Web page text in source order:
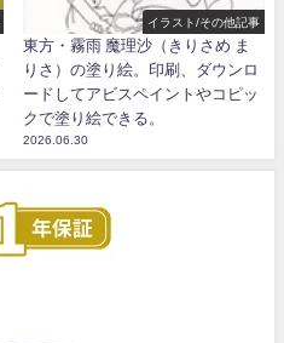
イラスト/その他記事
東方・霧雨 魔理沙（きりさめ ま
りさ）の塗り絵。印刷、ダウンロ
ードしてアビスペイントやコピッ
クで塗り絵できる。
2026.06.30